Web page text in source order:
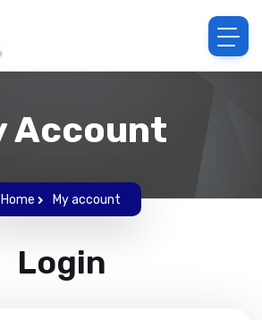
Account
Home My account
Login